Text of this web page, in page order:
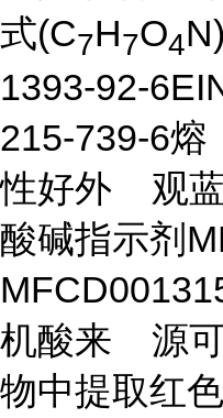
式(C7H7O4N)
1393-92-
215-739-6
性好外 观
酸碱指示剂
机酸来 源可
物中提取红